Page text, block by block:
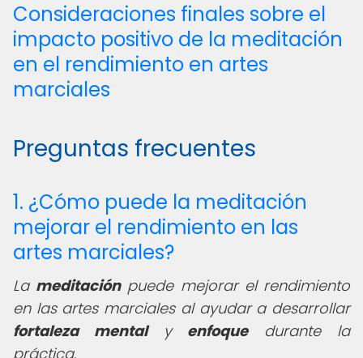
Consideraciones finales sobre el
impacto positivo de la meditación
en el rendimiento en artes
marciales
Preguntas frecuentes
1. ¿Cómo puede la meditación
mejorar el rendimiento en las
artes marciales?
La meditaciónpuede mejorar el rendimiento
en las artes marciales al ayudar a desarrollar
fortaleza mentaly enfoquedurante la
práctica.